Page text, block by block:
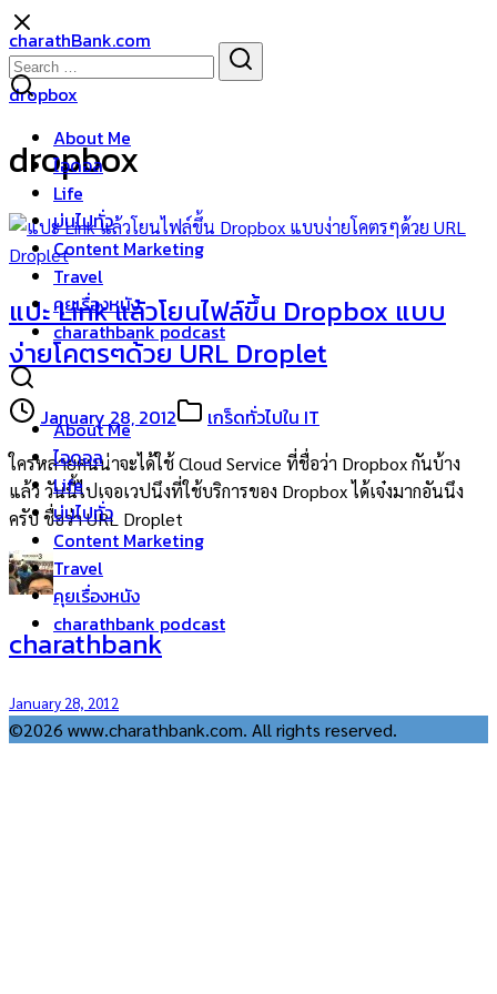
Skip
to
content
charathBank.com
About Me
ไอดอล
Life
บ่นไปทั่ว
Content Marketing
Travel
คุยเรื่องหนัง
charathbank podcast
About Me
ไอดอล
Life
บ่นไปทั่ว
Content Marketing
Travel
คุยเรื่องหนัง
charathbank podcast
Search
for:
dropbox
dropbox
แปะ Link แล้วโยนไฟล์ขึ้น Dropbox แบบ
ง่ายโคตรๆด้วย URL Droplet
January 28, 2012 เกร็ดทั่วไปใน IT
ใครหลายคนน่าจะได้ใช้ Cloud Service ที่ชื่อว่า Dropbox กันบ้าง
แล้ว วันนี้ไปเจอเวปนึงที่ใช้บริการของ Dropbox ได้เจ๋งมากอันนึง
ครับ ชื่อว่า URL Droplet
charathbank
January 28, 2012
©2026 www.charathbank.com. All rights reserved.